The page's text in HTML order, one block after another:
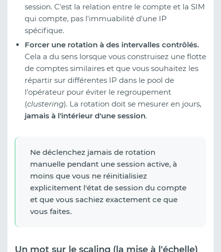
session. C'est la relation entre le compte et la SIM
qui compte, pas l'immuabilité d'une IP
spécifique.
Forcer une rotation à des intervalles contrôlés.
Cela a du sens lorsque vous construisez une flotte
de comptes similaires et que vous souhaitez les
répartir sur différentes IP dans le pool de
l'opérateur pour éviter le regroupement
(clustering). La rotation doit se mesurer en jours,
jamais à l'intérieur d'une session.
Ne déclenchez jamais de rotation
manuelle pendant une session active, à
moins que vous ne réinitialisiez
explicitement l'état de session du compte
et que vous sachiez exactement ce que
vous faites.
Un mot sur le scaling (la mise à l'échelle)